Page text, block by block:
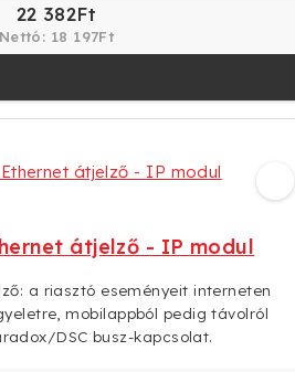
22 382Ft
Nettó: 18 197Ft
átjelző - IP modul
a riasztó eseményeit interneten
mobilappból pedig távolról
DSC busz-kapcsolat.